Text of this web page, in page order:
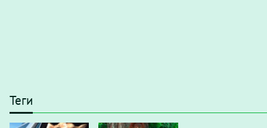
Теги